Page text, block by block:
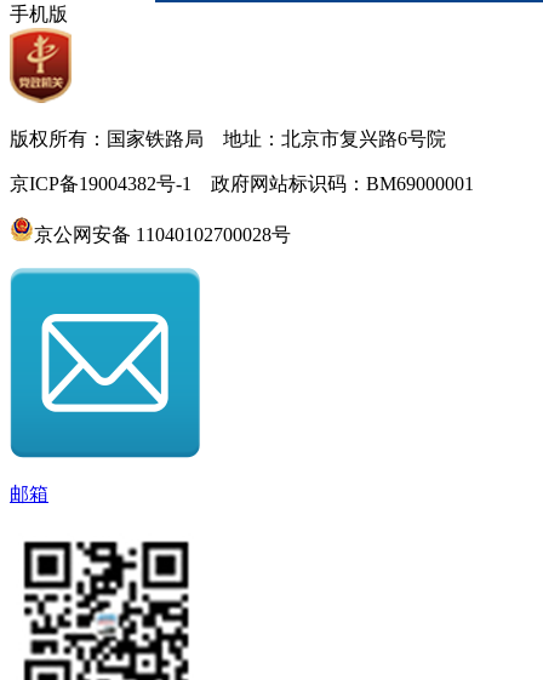
手机版
版权所有：国家铁路局 地址：北京市复兴路6号院
京ICP备19004382号-1 政府网站标识码：BM69000001
京公网安备 11040102700028号
邮箱